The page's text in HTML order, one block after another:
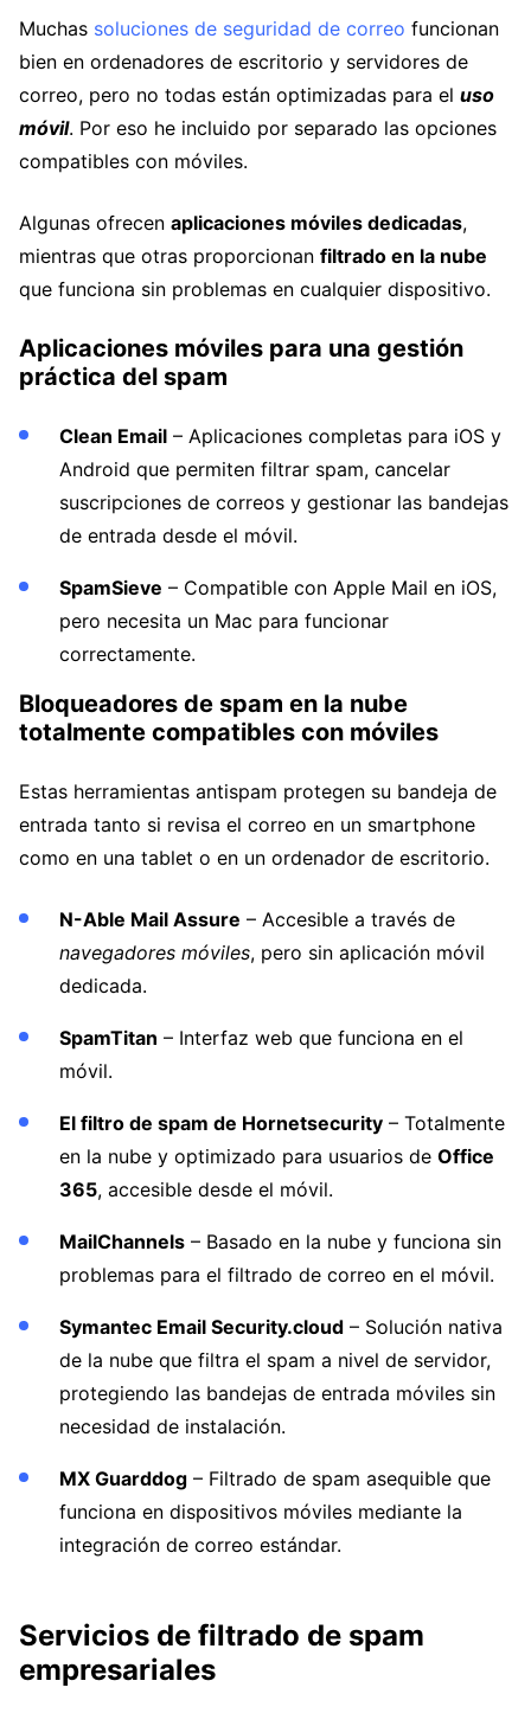
Muchas soluciones de seguridad de correo funcionan
bien en ordenadores de escritorio y servidores de
correo, pero no todas están optimizadas para el uso
móvil. Por eso he incluido por separado las opciones
compatibles con móviles.
Algunas ofrecen aplicaciones móviles dedicadas,
mientras que otras proporcionan filtrado en la nube
que funciona sin problemas en cualquier dispositivo.
Aplicaciones móviles para una gestión
práctica del spam
Clean Email – Aplicaciones completas para iOS y
Android que permiten filtrar spam, cancelar
suscripciones de correos y gestionar las bandejas
de entrada desde el móvil.
SpamSieve – Compatible con Apple Mail en iOS,
pero necesita un Mac para funcionar
correctamente.
Bloqueadores de spam en la nube
totalmente compatibles con móviles
Estas herramientas antispam protegen su bandeja de
entrada tanto si revisa el correo en un smartphone
como en una tablet o en un ordenador de escritorio.
N-Able Mail Assure – Accesible a través de
navegadores móviles, pero sin aplicación móvil
dedicada.
SpamTitan – Interfaz web que funciona en el
móvil.
El filtro de spam de Hornetsecurity – Totalmente
en la nube y optimizado para usuarios de Office
365, accesible desde el móvil.
MailChannels – Basado en la nube y funciona sin
problemas para el filtrado de correo en el móvil.
Symantec Email Security.cloud – Solución nativa
de la nube que filtra el spam a nivel de servidor,
protegiendo las bandejas de entrada móviles sin
necesidad de instalación.
MX Guarddog – Filtrado de spam asequible que
funciona en dispositivos móviles mediante la
integración de correo estándar.
Servicios de filtrado de spam
empresariales